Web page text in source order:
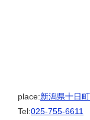
place:新潟県十日
Tel:025-755-6611